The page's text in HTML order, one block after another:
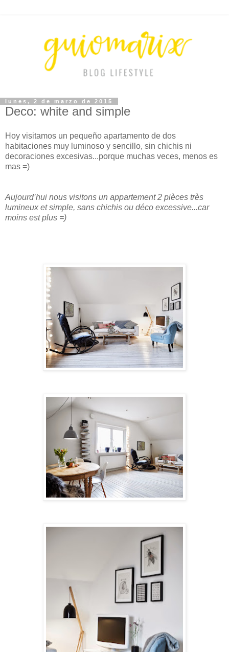
lunes, 2 de marzo de 2015
Deco: white and simple
Hoy visitamos un pequeño apartamento de dos
habitaciones muy luminoso y sencillo, sin chichis ni
decoraciones excesivas...porque muchas veces, menos es
mas =)
Aujourd’hui nous visitons un appartement 2 pièces très
lumineux et simple, sans chichis ou déco excessive...car
moins est plus =)